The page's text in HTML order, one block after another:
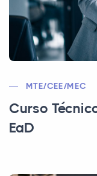
MTE/CEE/MEC
Curso
EaD